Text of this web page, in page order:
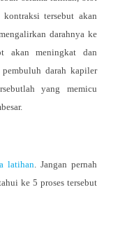
tersebut akan
darahnya ke
akan meningkat dan
darah kapiler
yang memicu
latihan. Jangan pernah
ke 5 proses tersebut